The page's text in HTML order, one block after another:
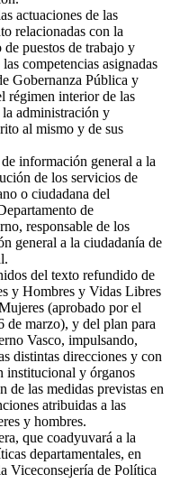
actuaciones de las
relacionadas con la
puestos de trabajo y
competencias asignadas
Gobernanza Pública y
régimen interior de las
la administración y
al mismo y de sus
información general a la
de los servicios de
o ciudadana del
de
responsable de los
general a la ciudadanía de
del texto refundido de
y Hombres y Vidas Libres
(aprobado por el
marzo), y del plan para
Vasco, impulsando,
distintas direcciones y con
institucional y órganos
de las medidas previstas en
atribuidas a las
y hombres.
que coadyuvará a la
departamentales, en
Viceconsejería de Política